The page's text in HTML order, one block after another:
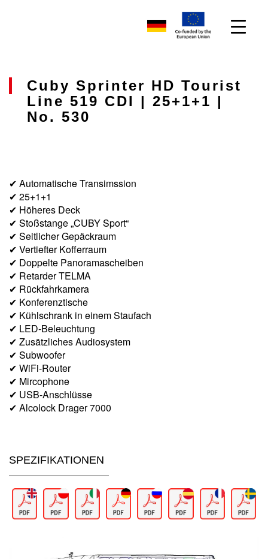
Cuby Sprinter HD Tourist
Line 519 CDI | 25+1+1 |
No. 530
✔ Automatische Transimssion
✔ 25+1+1
✔ Höheres Deck
✔ Stoßstange „CUBY Sport“
✔ Seitlicher Gepäckraum
✔ Vertiefter Kofferraum
✔ Doppelte Panoramascheiben
✔ Retarder TELMA
✔ Rückfahrkamera
✔ Konferenztische
✔ Kühlschrank in einem Staufach
✔ LED-Beleuchtung
✔ Zusätzliches Audiosystem
✔ Subwoofer
✔ WiFi-Router
✔ Mircophone
✔ USB-Anschlüsse
✔ Alcolock Drager 7000
SPEZIFIKATIONEN